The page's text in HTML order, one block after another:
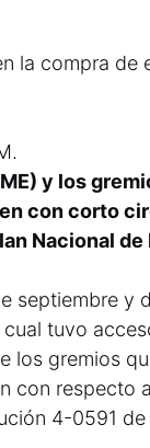
la compra de
y los
con corto
Nacional de
septiembre y
tuvo
los gremios
con respecto
4-0591